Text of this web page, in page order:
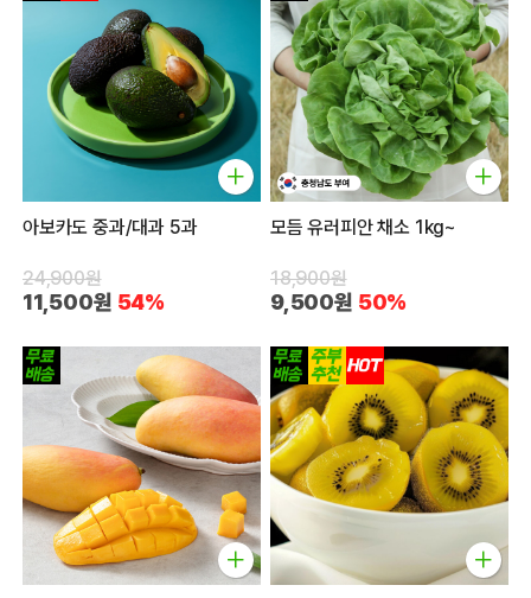
아보카도 중과/대과 5과
24,900원
11,500원 54%
모듬 유러피안 채소 1kg~
18,900원
9,500원 50%